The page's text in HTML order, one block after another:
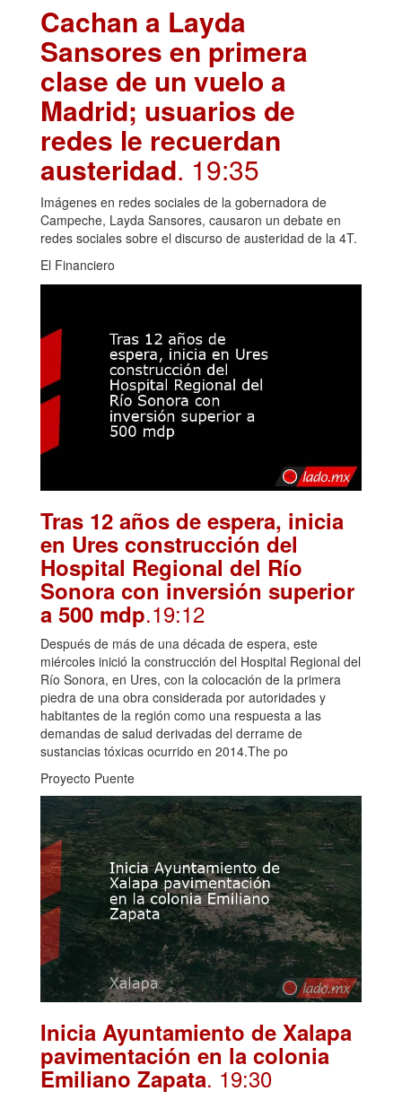
Cachan a Layda
Sansores en primera
clase de un vuelo a
Madrid; usuarios de
redes le recuerdan
austeridad. 19:35
Imágenes en redes sociales de la gobernadora de
Campeche, Layda Sansores, causaron un debate en
redes sociales sobre el discurso de austeridad de la 4T.
El Financiero
Tras 12 años de espera, inicia
en Ures construcción del
Hospital Regional del Río
Sonora con inversión superior
a 500 mdp.19:12
Después de más de una década de espera, este
miércoles inició la construcción del Hospital Regional del
Río Sonora, en Ures, con la colocación de la primera
piedra de una obra considerada por autoridades y
habitantes de la región como una respuesta a las
demandas de salud derivadas del derrame de
sustancias tóxicas ocurrido en 2014.The po
Proyecto Puente
Inicia Ayuntamiento de Xalapa
pavimentación en la colonia
Emiliano Zapata. 19:30